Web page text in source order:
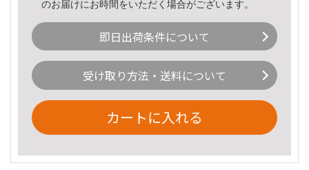
のお届けにお時間をいただく場合がございます。
即日出荷条件について
受け取り方法・送料について
カートに入れる